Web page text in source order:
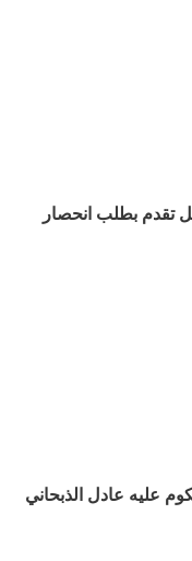
تقدم بطلب انحصار
عليه عادل الذبحاني